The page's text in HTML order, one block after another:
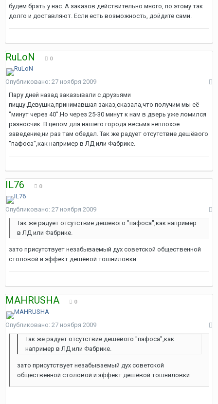
будем брать у нас. А заказов действительно много, по этому так
долго и доставляют. Если есть возможность, дойдите сами.
RuLoN 0
Опубликовано: 27 ноября 2009
Пару дней назад заказывали с друзьями
пиццу.Девушка,принимавшая заказ,сказала,что получим мы её
"минут через 40".Но через 25-30 минут к нам в дверь уже ломился
разносчик. В целом для нашего города весьма неплохое
заведение,ни раз там обедал. Так же радует отсутствие дешёвого
"пафоса",как например в ЛД или Фабрике.
IL76 0
Опубликовано: 27 ноября 2009
Так же радует отсутствие дешёвого "пафоса",как например
в ЛД или Фабрике.
зато присутствует незабываемый дух советской общественной
столовой и эффект дешёвой тошниловки
MAHRUSHA 0
Опубликовано: 27 ноября 2009
Так же радует отсутствие дешёвого "пафоса",как
например в ЛД или Фабрике.
зато присутствует незабываемый дух советской
общественной столовой и эффект дешёвой тошниловки